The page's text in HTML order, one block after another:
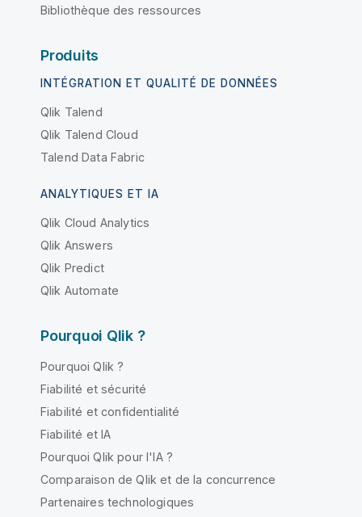
Bibliothèque des ressources
Produits
INTÉGRATION ET QUALITÉ DE DONNÉES
Qlik Talend
Qlik Talend Cloud
Talend Data Fabric
ANALYTIQUES ET IA
Qlik Cloud Analytics
Qlik Answers
Qlik Predict
Qlik Automate
Pourquoi Qlik ?
Pourquoi Qlik ?
Fiabilité et sécurité
Fiabilité et confidentialité
Fiabilité et IA
Pourquoi Qlik pour l'IA ?
Comparaison de Qlik et de la concurrence
Partenaires technologiques